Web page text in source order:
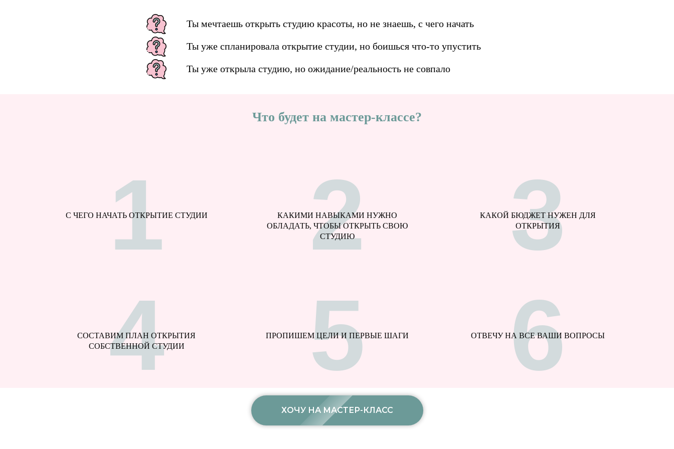
Ты мечтаешь открыть студию красоты, но не знаешь, с чего начать
Ты уже спланировала открытие студии, но боишься что-то упустить
Ты уже открыла студию, но ожидание/реальность не совпало
Что будет на мастер-классе?
С ЧЕГО НАЧАТЬ ОТКРЫТИЕ СТУДИИ
1
КАКИМИ НАВЫКАМИ НУЖНО
ОБЛАДАТЬ, ЧТОБЫ ОТКРЫТЬ СВОЮ
СТУДИЮ
2
КАКОЙ БЮДЖЕТ НУЖЕН ДЛЯ
ОТКРЫТИЯ
3
СОСТАВИМ ПЛАН ОТКРЫТИЯ
СОБСТВЕННОЙ СТУДИИ
4 ПРОПИШЕМ ЦЕЛИ И ПЕРВЫЕ ШАГИ
5 ОТВЕЧУ НА ВСЕ ВАШИ ВОПРОСЫ
6
ХОЧУ НА МАСТЕР-КЛАСС